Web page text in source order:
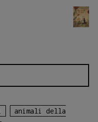
animali della